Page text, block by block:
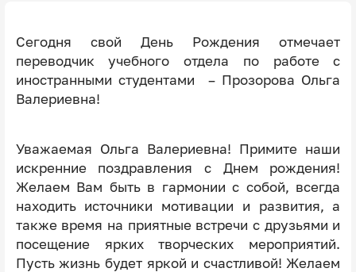
Сегодня свой День Рождения отмечает
переводчик учебного отдела по работе с
иностранными студентами – Прозорова Ольга
Валериевна!
Уважаемая Ольга Валериевна! Примите наши
искренние поздравления с Днем рождения!
Желаем Вам быть в гармонии с собой, всегда
находить источники мотивации и развития, а
также время на приятные встречи с друзьями и
посещение ярких творческих мероприятий.
Пусть жизнь будет яркой и счастливой! Желаем